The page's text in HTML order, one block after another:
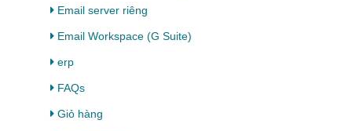
Email server riêng
Email Workspace (G Suite)
erp
FAQs
Giỏ hàng